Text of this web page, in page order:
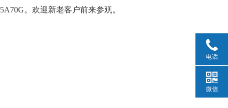
5A70G。 欢迎新老客户前来参观。
电话
微信